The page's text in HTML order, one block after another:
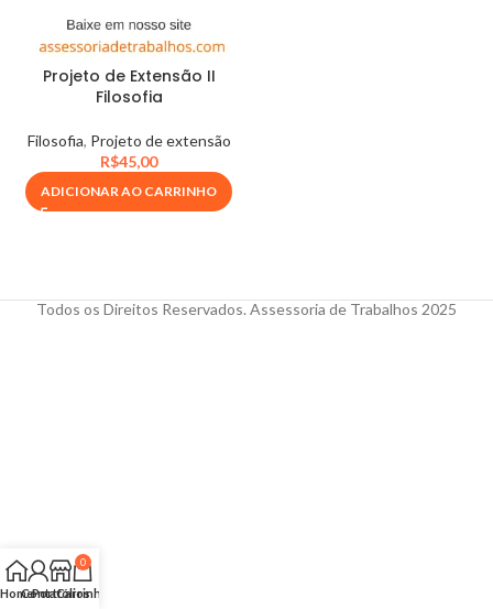
Projeto de Extensão II
Filosofia
Filosofia, Projeto de extensão
R$45,00
ADICIONAR AO CARRINHO
Todos os Direitos Reservados. Assessoria de Trabalhos 2025
HomeConta
Portfólios
0
Carrinho